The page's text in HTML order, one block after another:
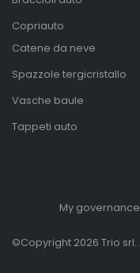
Copriauto
Catene da neve
Spazzole tergicristallo
Vasche baule
Tappeti auto
My governance
©Copyright 2026 Trio srl.